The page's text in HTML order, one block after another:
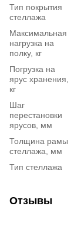
Тип покрытия
стеллажа
Максимальная
нагрузка на
полку, кг
Погрузка на
ярус хранения,
кг
Шаг
перестановки
ярусов, мм
Толщина рамы
стеллажа, мм
Тип стеллажа
Отзывы